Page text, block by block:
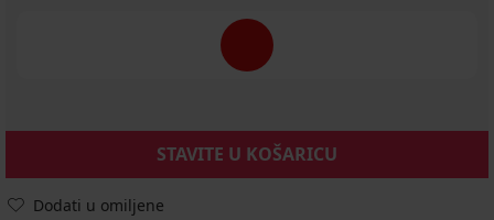
STAVITE U KOŠARICU
Dodati u omiljene